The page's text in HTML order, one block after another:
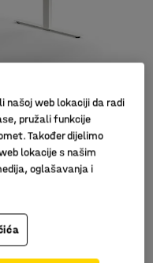
Slični proizvodi
našoj web lokaciji da radi
pružali funkcije
Također dijelimo
lokacije s našim
oglašavanja i